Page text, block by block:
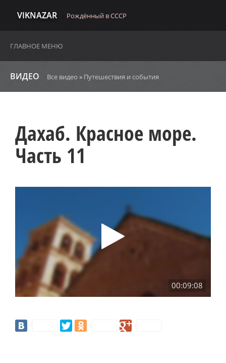
VIKNAZAR Рождённый в СССР
ГЛАВНОЕ МЕНЮ
ВИДЕО Все видео » Путешествия и события
Дахаб. Красное море.
Часть 11
00:09:08